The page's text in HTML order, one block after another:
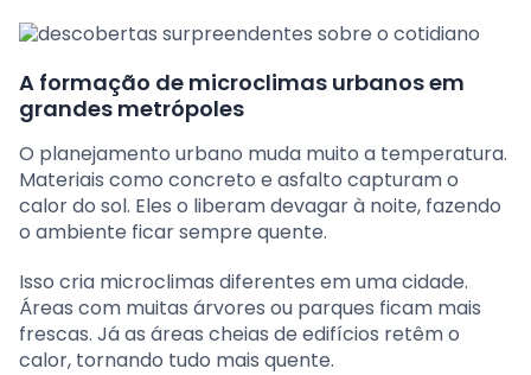
A formação de microclimas urbanos em
grandes metrópoles
O planejamento urbano muda muito a temperatura.
Materiais como concreto e asfalto capturam o
calor do sol. Eles o liberam devagar à noite, fazendo
o ambiente ficar sempre quente.
Isso cria microclimas diferentes em uma cidade.
Áreas com muitas árvores ou parques ficam mais
frescas. Já as áreas cheias de edifícios retêm o
calor, tornando tudo mais quente.